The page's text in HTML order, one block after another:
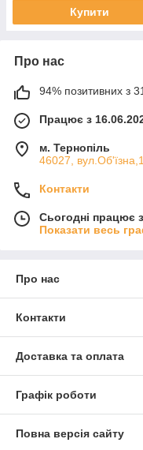
Купити
Про нас
94% позитивних з
Працює з
м. Тернопіль
46027,
Контакти
Сьогодні працює
Показати весь
Про нас
Контакти
Доставка та оплата
Графік роботи
Повна версія сайту